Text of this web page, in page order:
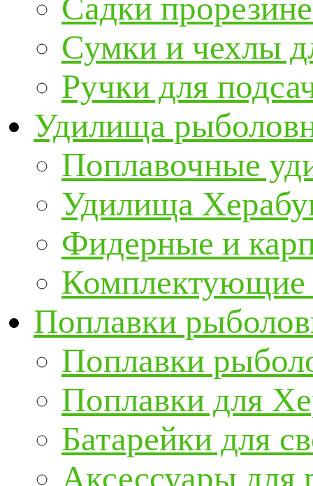
Садки
Сумки и чехлы
Ручки для
Удилища
Поплавочные
Удилища
Фидерные и
Поплавки
Поплавки
Поплавки для
Батарейки для
Аксессуары для